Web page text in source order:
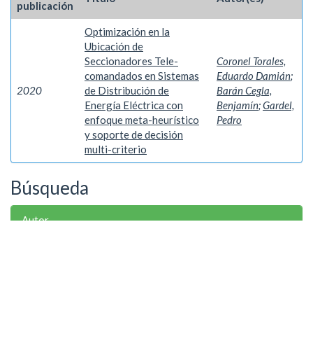
publicación
2020
Optimización en la
Ubicación de
Seccionadores Tele-
comandados en Sistemas
de Distribución de
Energía Eléctrica con
enfoque meta-heurístico
y soporte de decisión
multi-criterio
Coronel Torales,
Eduardo Damián;
Barán Cegla,
Benjamín;Gardel,
Pedro
Búsqueda
Autor